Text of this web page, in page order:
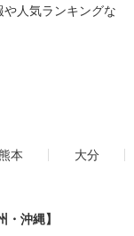
人気ランキングな
本
大分
沖縄】